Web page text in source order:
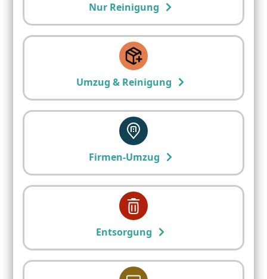
Nur Reinigung
Umzug & Reinigung
Firmen-Umzug
Entsorgung